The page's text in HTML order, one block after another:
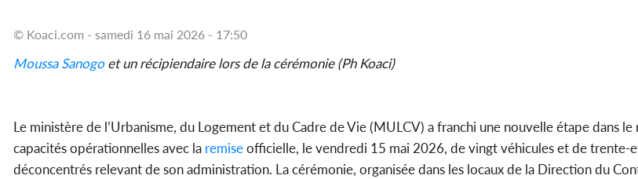
© Koaci.com - samedi 16 mai 2026 - 17:50
Moussa Sanogoet un récipiendaire lors de la cérémonie (Ph Koaci)
Le ministère de l’Urbanisme, du Logement et du Cadre de Vie (MULCV) a franchi une nouvelle étape dans
capacités opérationnelles avec la remiseofficielle, le vendredi 15 mai 2026, de vingt véhicules et de trente-
déconcentrés relevant de son administration. La cérémonie, organisée dans les locaux de la Direction du